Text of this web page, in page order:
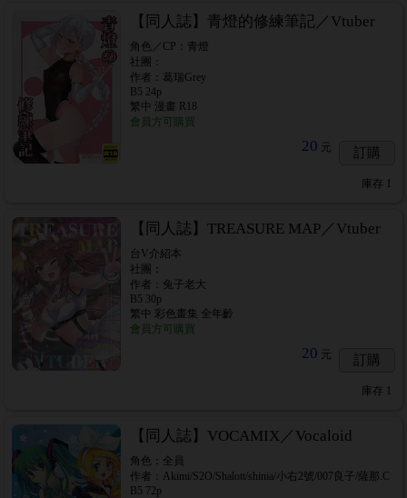
【同人誌】青燈的修練筆記／Vtuber
角色／CP：青燈
社團：
作者：葛瑞Grey
B5 24p
繁中 漫畫 R18
會員方可購買
20 元 訂購
庫存
【同人誌】TREASURE MAP／Vtuber
台V介紹本
社團：
作者：兔子老大
B5 30p
繁中 彩色畫集 全年齡
會員方可購買
20 元 訂購
庫存
【同人誌】VOCAMIX／Vocaloid
角色：全員
作者：Akimi/S2O/Shalott/shinia/小右2號/007良子/薩那.C
B5 72p